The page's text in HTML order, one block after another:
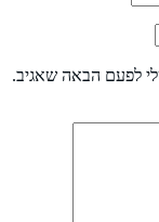
לפעם הבאה שאגיב.